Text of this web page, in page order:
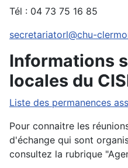
Tél : 04 73 75 16 85
secretariatorl@chu-
Informations
locales du
Liste des permanences
Pour connaitre les
d'échange qui sont
consultez la rubrique